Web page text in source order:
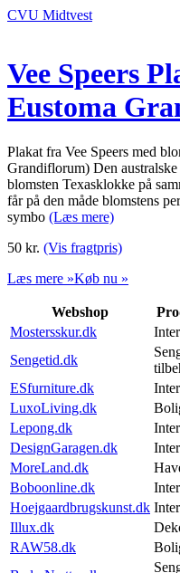
CVU Midtvest
Vee Speers
Eustoma
Plakat fra Vee Speers med
Grandiflorum) Den
blomsten Texasklokke på
får på den måde blomstens
symbo (Læs mere)
50 kr. (Vis fragtpris)
Læs mere »Køb nu »
Webshop
Mostersskur.dk
Sengetid.dk
ESfurniture.dk
LuxoLiving.dk
Lepong.dk
DesignGaragen.dk
MoreLand.dk
Boboonline.dk
Hoejgaardbrugskunst.dk
Illux.dk
RAW58.dk